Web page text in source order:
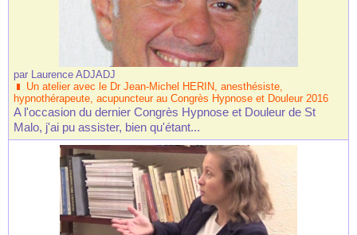
par Laurence ADJADJ
Un atelier avec le Dr Jean-Michel HERIN, anesthésiste,
hypnothérapeute, acupuncteur au Congrès Hypnose et Douleur 2016
A l'occasion du dernier Congrès Hypnose et Douleur de St
Malo, j'ai pu assister, bien qu'étant...